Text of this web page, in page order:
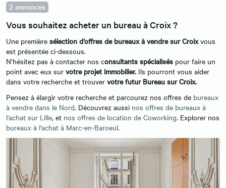
2 annonces
Vous souhaitez acheter un bureau à Croix ?
Une première sélection d’offres de bureaux à vendre sur Croixvous
est présentée ci-dessous.
N’hésitez pas à contacter nos consultants spécialisés pour faire un
point avec eux sur votre projet immobilier. Ils pourront vous aider
dans votre recherche et trouver votre futur Bureau sur Croix.
Pensez à élargir votre recherche et parcourez nos offres de bureaux
à vendre dans le Nord. Découvrez aussi nos offres de bureaux à
l'achat sur Lille, et nos offres de location de Coworking. Explorer nos
bureaux à l'achat à Marc-en-Baroeul.